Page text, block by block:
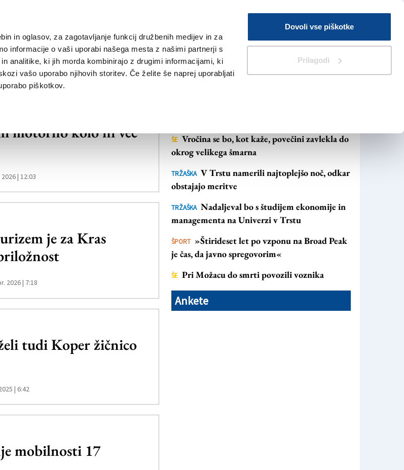
in oglasov, za zagotavljanje funkcij družbenih medijev in za
informacije o vaši uporabi našega mesta z našimi partnerji s
analitike, ki jih morda kombinirajo z drugimi informacijami, ki
vašo uporabo njihovih storitev. Če želite še naprej uporabljati
piškotkov.
Dovoli vse piškotke
Prilagodi
V Kioskih
Iskanje
GORIŠKA KULTURA ŠPORT ŠE
motorno kolo ni več
| 12:03
je za Kras
2026 | 7:18
tudi Koper žičnico
| 6:42
mobilnosti 17
ŠE Vročina se bo, kot kaže, povečini zavlekla do
okrog velikega šmarna
TRŽAŠKA V Trstu namerili najtoplejšo noč, odkar
obstajajo meritve
TRŽAŠKA Nadaljeval bo s študijem ekonomije in
managementa na Univerzi v Trstu
ŠPORT »Štirideset let po vzponu na Broad Peak
je čas, da javno spregovorim«
ŠE Pri Možacu do smrti povozili voznika
Ankete